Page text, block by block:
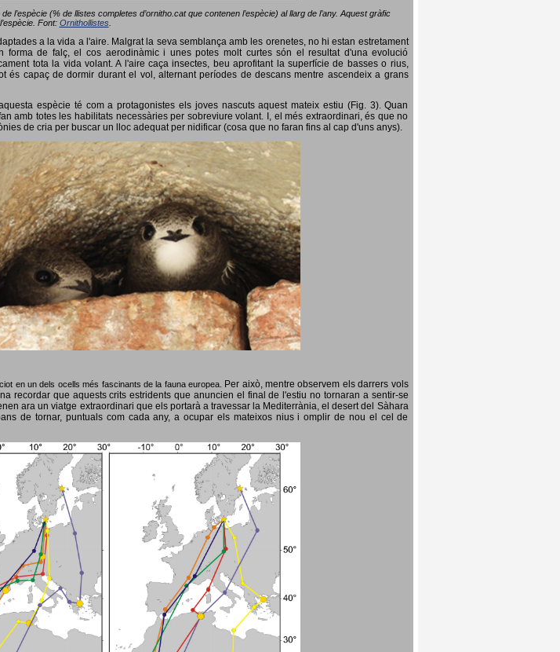
l’espècie (% de llistes completes d’ornitho.cat que contenen l’espècie) al llarg de l’any. Aquest gràfic
Font: Ornithollistes.
a la vida a l'aire. Malgrat la seva semblança amb les orenetes, no hi estan estretament
forma de falç, el cos aerodinàmic i unes potes molt curtes són el resultat d'una evolució
tota la vida volant. A l'aire caça insectes, beu aprofitant la superfície de basses o rius,
és capaç de dormir durant el vol, alternant períodes de descans mentre ascendeix a grans
espècie té com a protagonistes els joves nascuts aquest mateix estiu (Fig. 3). Quan
amb totes les habilitats necessàries per sobreviure volant. I, el més extraordinari, és que no
de cria per buscar un lloc adequat per nidificar (cosa que no faran fins al cap d'uns anys).
en un dels ocells més fascinants de la fauna europea. Per això, mentre observem els darrers vols
recordar que aquests crits estridents que anuncien el final de l'estiu no tornaran a sentir-se
ara un viatge extraordinari que els portarà a travessar la Mediterrània, el desert del Sàhara
de tornar, puntuals com cada any, a ocupar els mateixos nius i omplir de nou el cel de